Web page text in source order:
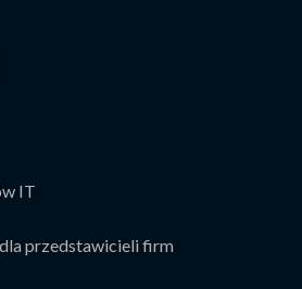
IT
przedstawicieli firm